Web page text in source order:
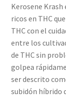
Kerosene Krash
ricos en THC
THC con el
entre los
de THC sin
golpea
ser descrito
subidón híbrido